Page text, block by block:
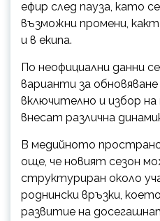
ефир след пауза, като
възможни промени,
и в екипа.
По неофициални данни
варианти за
включително и избор
внесат различна
В медийното
още, че новият сезон
структуриран около
роднински връзки,
развитие на